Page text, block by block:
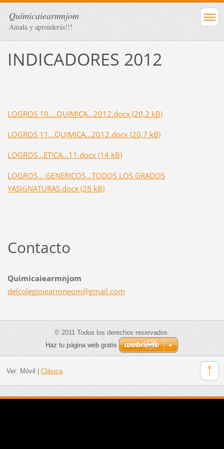
Químicaiearmnjom
Ámala y aprenderás!!!
INDICADORES 2012
LOGROS 10....QUIMICA...2012.docx (20,2 kB)
LOGROS 11...QUIMICA...2012.docx (20,7 kB)
LOGROS...ETICA...11.docx (14 kB)
LOGROS... GENERICOS...TODOS LOS GRADOS
YASIGNATURAS.docx (28 kB)
Contacto
Quimicaiearmnjom
delcolegioiearmneom@gmail.com
© 2011 Todos los derechos reservados.
Haz tu página web gratis
Ver: Móvil Clásica